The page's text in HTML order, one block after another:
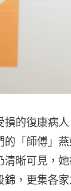
損的復康病
的「師傅」
清晰可見，
錦，更集各